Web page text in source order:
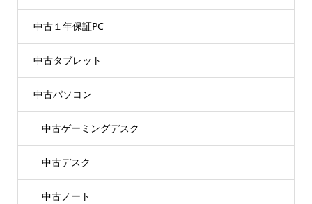
中古１年保証PC
中古タブレット
中古パソコン
中古ゲーミングデスク
中古デスク
中古ノート